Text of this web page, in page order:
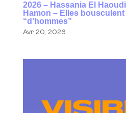
2026 – Hassania El
Hamon – Elles
“d’hommes”
Avr 20, 2026